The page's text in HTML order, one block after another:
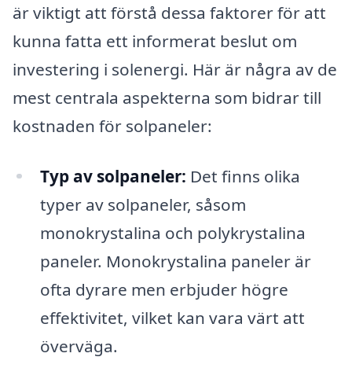
är viktigt att förstå dessa faktorer för att
kunna fatta ett informerat beslut om
investering i solenergi. Här är några av de
mest centrala aspekterna som bidrar till
kostnaden för solpaneler:
Typ av solpaneler: Det finns olika
typer av solpaneler, såsom
monokrystalina och polykrystalina
paneler. Monokrystalina paneler är
ofta dyrare men erbjuder högre
effektivitet, vilket kan vara värt att
överväga.